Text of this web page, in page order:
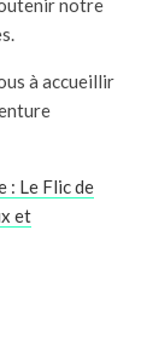
notre
à accueillir
: Le Flic de
et